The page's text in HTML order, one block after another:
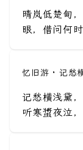
晴岚低楚甸
眼，借问何
忆旧游 · 记愁
记愁横浅黛
听寒螀夜泣